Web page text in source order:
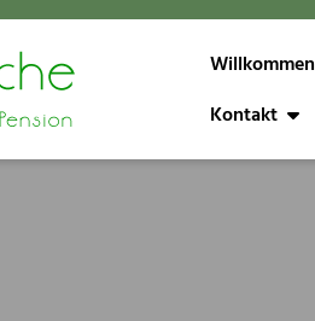
Willkommen
Kontakt